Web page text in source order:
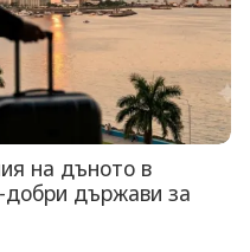
на дъното в
добри държави за